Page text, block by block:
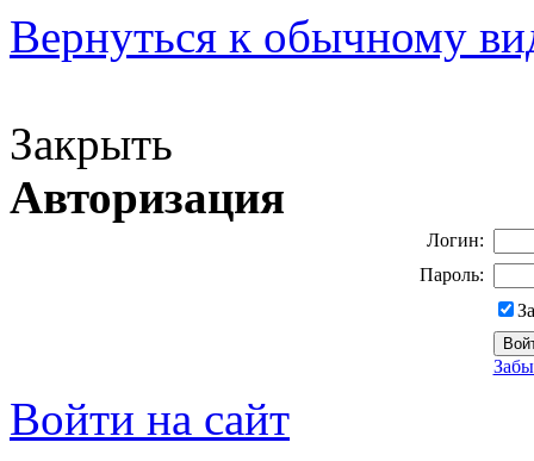
Вернуться к обычному
Закрыть
Авторизация
Логин:
Пароль:
Войти на сайт